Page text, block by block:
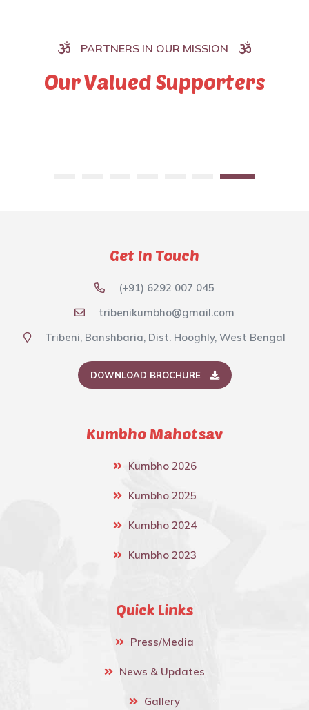
PARTNERS IN OUR MISSION
Our Valued Supporters
Get In Touch
(+91) 6292 007 045
tribenikumbho@gmail.com
Tribeni, Banshbaria, Dist. Hooghly, West Bengal
DOWNLOAD BROCHURE
Kumbho Mahotsav
Kumbho 2026
Kumbho 2025
Kumbho 2024
Kumbho 2023
Quick Links
Press/Media
News & Updates
Gallery